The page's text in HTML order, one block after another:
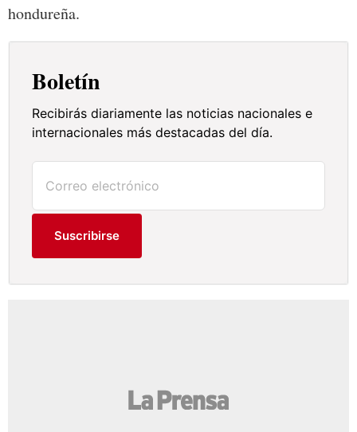
hondureña.
Boletín
Recibirás diariamente las noticias nacionales e
internacionales más destacadas del día.
Suscribirse